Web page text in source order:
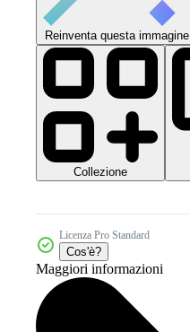
Reinventa questa immagine
Collezione
Licenza Pro Standard
Cos'è?
Maggiori informazioni